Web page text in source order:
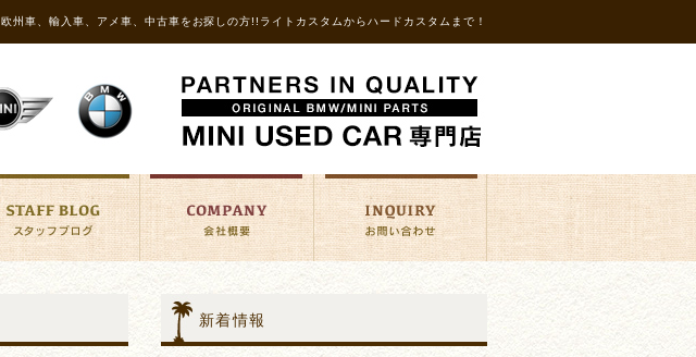
欧州車、輸入車、アメ車、中古車をお探しの方!!ライトカスタムからハードカスタムまで！
新着情報